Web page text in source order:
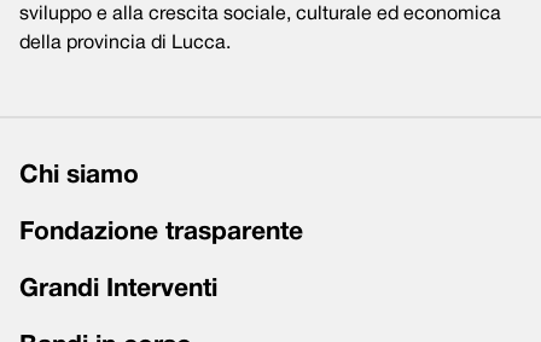
sviluppo e alla crescita sociale, culturale ed economica
della provincia di Lucca.
Chi siamo
Fondazione trasparente
Grandi Interventi